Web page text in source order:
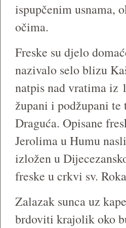
ispupčenim usnama,
očima.
Freske su djelo
nazivalo selo blizu
natpis nad vratima iz
župani i podžupani
Draguća. Opisane
Jerolima u Humu
izložen u
freske u crkvi sv.
Zalazak sunca uz
brdoviti krajolik oko